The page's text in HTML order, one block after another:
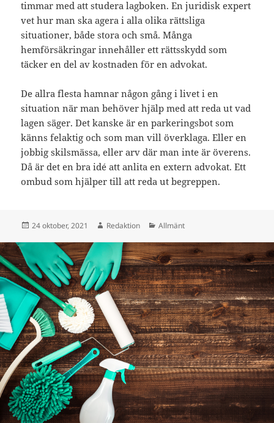
timmar med att studera lagboken. En juridisk expert
vet hur man ska agera i alla olika rättsliga
situationer, både stora och små. Många
hemförsäkringar innehåller ett rättsskydd som
täcker en del av kostnaden för en advokat.
De allra flesta hamnar någon gång i livet i en
situation när man behöver hjälp med att reda ut vad
lagen säger. Det kanske är en parkeringsbot som
känns felaktig och som man vill överklaga. Eller en
jobbig skilsmässa, eller arv där man inte är överens.
Då är det en bra idé att anlita en extern advokat. Ett
ombud som hjälper till att reda ut begreppen.
Postat
24 oktober, 2021 Författare
Redaktion Kategorier
Allmänt